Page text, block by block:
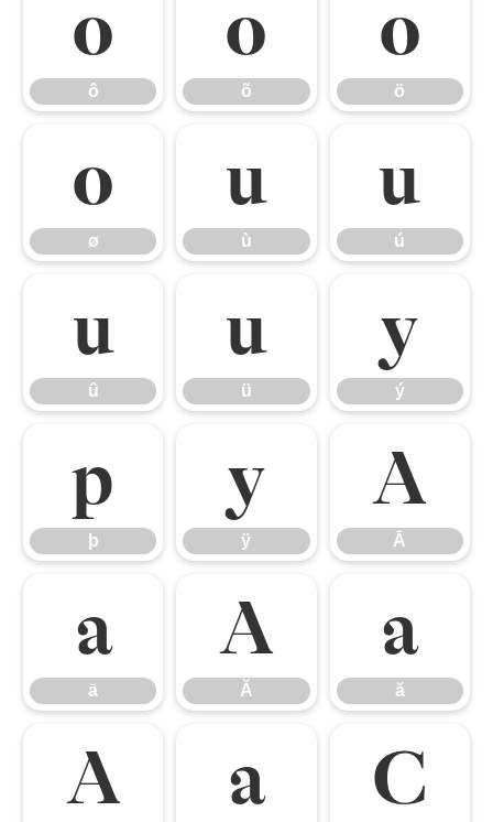
ô
ô
õ
õ
ö
ö
ø
ø
ù
ù
ú
ú
û
û
ü
ü
ý
ý
þ
þ
ÿ
ÿ
Ā
Ā
ā
ā
Ă
Ă
ă
ă
Ą ą Ć